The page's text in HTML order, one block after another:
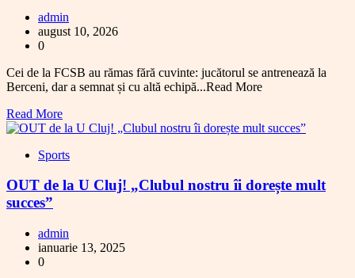
admin
august 10, 2026
0
Cei de la FCSB au rămas fără cuvinte: jucătorul se antrenează la
Berceni, dar a semnat și cu altă echipă...Read More
Read More
Sports
OUT de la U Cluj! „Clubul nostru îi dorește mult
succes”
admin
ianuarie 13, 2025
0